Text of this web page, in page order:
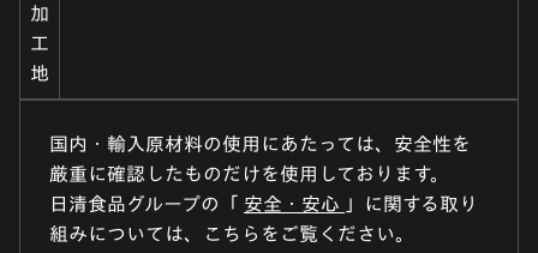
加
工
地
国内・輸入原材料の使用にあたっては、安全性を
厳重に確認したものだけを使用しております。
日清食品グループの「 安全・安心 」に関する取り
組みについては、こちらをご覧ください。